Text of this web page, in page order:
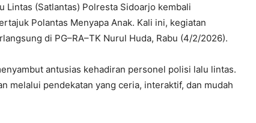
Lintas (Satlantas) Polresta Sidoarjo kembali
Polantas Menyapa Anak. Kali ini, kegiatan
di PG–RA–TK Nurul Huda, Rabu (4/2/2026).
antusias kehadiran personel polisi lalu lintas.
melalui pendekatan yang ceria, interaktif, dan mudah